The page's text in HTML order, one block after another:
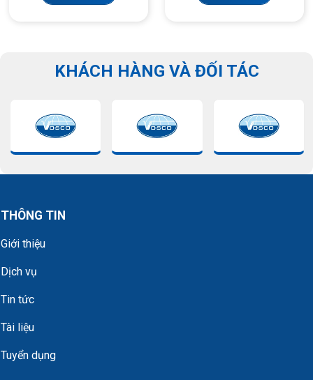
KHÁCH HÀNG VÀ ĐỐI TÁC
THÔNG TIN
Giới thiệu
Dịch vụ
Tin tức
Tài liệu
Tuyển dụng